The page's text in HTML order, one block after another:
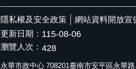
隱私權及安全政策 網站資料開放宣
更新日期： 115-08-06
瀏覽人次： 428
永華市政中心 708201臺南市安平區永華